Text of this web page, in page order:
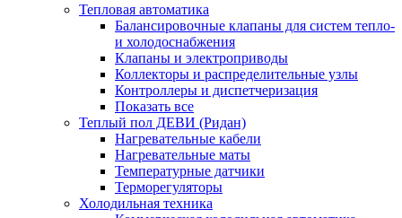
Тепловая автоматика
Балансировочные клапаны для систем тепло-
и холодоснабжения
Клапаны и электроприводы
Коллекторы и распределительные узлы
Контроллеры и диспетчеризация
Показать все
Теплый пол ДЕВИ (Ридан)
Нагревательные кабели
Нагревательные маты
Температурные датчики
Терморегуляторы
Холодильная техника